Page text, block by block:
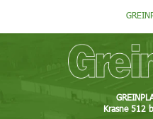
Krasne 512